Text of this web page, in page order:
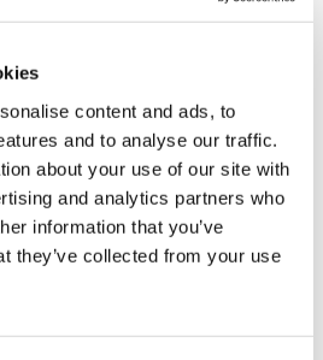
content and ads, to
and to analyse our traffic.
about your use of our site with
and analytics partners who
information that you’ve
they’ve collected from your use
Haltestellen wird deutlich
des Logos der Bushaltestelle
steht der Schriftzug „Golden
wird auch die
Die Haltestellennummern
die einzelnen Bushaltestellen